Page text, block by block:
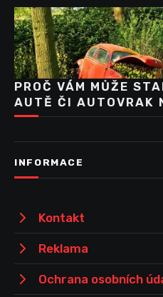
PROČ VÁM MŮŽE
AUTĚ ČI AUTOVRAK
INFORMACE
Kontakt
Reklama
Ochrana osobních